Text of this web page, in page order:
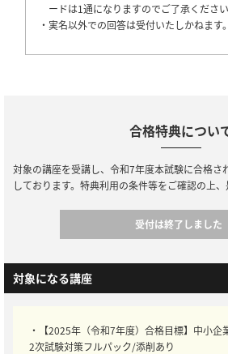
ードは1通になりますのでご了承ください
・実名以外での回答は受付いたしかねます。
合格特典につい
対象の講座を受講し、令和7年度本試験に合格さ
しております。特典利用の条件等をご確認の上、
受付は終了しました
対象になる講座
・【2025年（令和7年度）合格目標】中小企
2次試験対策フルパック/添削あり